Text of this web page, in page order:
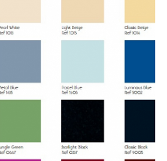
DE VERRES
EN VERRE